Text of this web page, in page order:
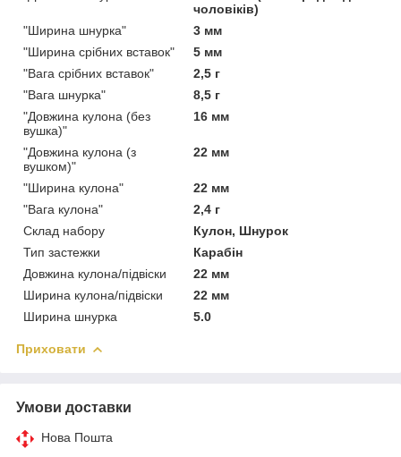
чоловіків)
"Ширина шнурка"
3 мм
"Ширина срібних вставок"
5 мм
"Вага срібних вставок"
2,5 г
"Вага шнурка"
8,5 г
"Довжина кулона (без
вушка)"
16 мм
"Довжина кулона (з
вушком)"
22 мм
"Ширина кулона"
22 мм
"Вага кулона"
2,4 г
Склад набору
Кулон, Шнурок
Тип застежки
Карабін
Довжина кулона/підвіски
22 мм
Ширина кулона/підвіски
22 мм
Ширина шнурка
5.0
Приховати
Умови доставки
Нова Пошта